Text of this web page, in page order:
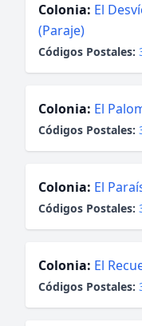
Colonia: El
(Paraje)
Códigos Postales:
Colonia: El
Códigos Postales:
Colonia: El
Códigos Postales:
Colonia: El
Códigos Postales: